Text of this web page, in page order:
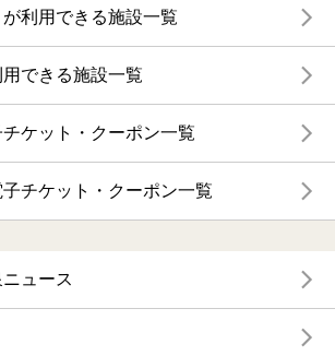
利用できる施設一覧
できる施設一覧
ケット・クーポン一覧
チケット・クーポン一覧
ュース